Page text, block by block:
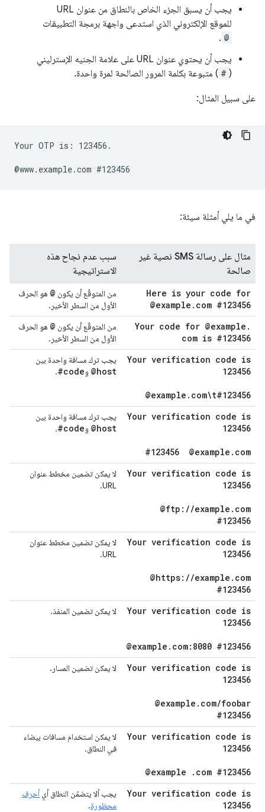
يجب أن يسبق الجزء الخاص بالنطاق من عنوان URL
للموقع الإلكتروني الذي استدعى واجهة برمجة التطبيقات
@
.
يجب أن يحتوي عنوان URL على علامة الجنيه الإسترليني
(
# ) متبوعة بكلمة المرور الصالحة لمرة واحدة.
على سبيل المثال:
Your OTP is: 123456.
في ما يلي أمثلة سيئة:
مثال على رسالة SMS نصية غير
صالحة
سبب عدم نجاح هذه
الاستراتيجية
Here is your code for
@example . com #123456
من المتوقّع أن يكون @ هو الحرف
الأول من السطر الأخير.
Your code for @example .
com is #123456
من المتوقّع أن يكون @ هو الحرف
الأول من السطر الأخير.
Your verification code is
123456
@example . com\t#123456
يجب ترك مسافة واحدة بين
@host و#code
.
Your verification code is
123456
@example . com
#123456
يجب ترك مسافة واحدة بين
@host و#code
.
Your verification code is
123456
@ftp: //example . com
#123456
لا يمكن تضمين مخطط عنوان
URL.
Your verification code is
123456
@https: //example . com
#123456
لا يمكن تضمين مخطط عنوان
URL.
Your verification code is
123456
@example . com:8080 #123456
لا يمكن تضمين المنفذ.
Your verification code is
123456
@example . com/foobar
#123456
لا يمكن تضمين المسار.
Your verification code is
123456
@example . com #123456
لا يمكن استخدام مسافات بيضاء
في النطاق.
Your verification code is
123456
يجب ألا يتضمّن النطاق أي أحرف
محظورة.